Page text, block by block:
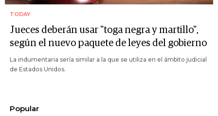
TODAY
Jueces deberán usar "toga negra y martillo",
según el nuevo paquete de leyes del gobierno
La indumentaria sería similar a la que se utiliza en el ámbito judicial
de Estados Unidos.
Popular